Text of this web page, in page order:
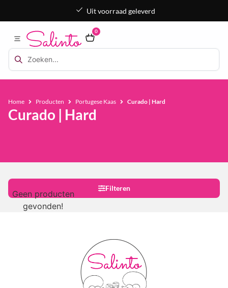
Uit voorraad geleverd
0
Home Producten Portugese Kaas Curado | Hard
Curado | Hard
Filteren
Geen producten
gevonden!